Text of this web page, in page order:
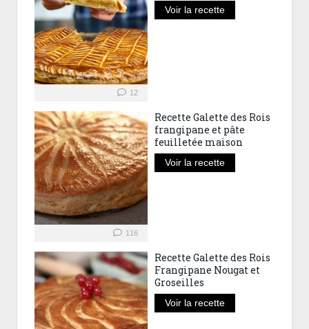
12
Voir la recette
116
Recette Galette des Rois
frangipane et pâte
feuilletée maison
Voir la recette
Recette Galette des Rois
Frangipane Nougat et
Groseilles
Voir la recette